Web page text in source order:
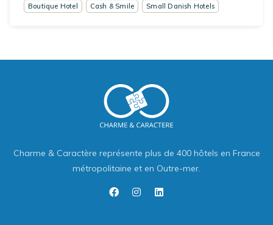
Boutique Hotel
Cash & Smile Small Danish Hotels
Charme & Caractère représente plus de 400 hôtels en France
métropolitaine et en Outre-mer.